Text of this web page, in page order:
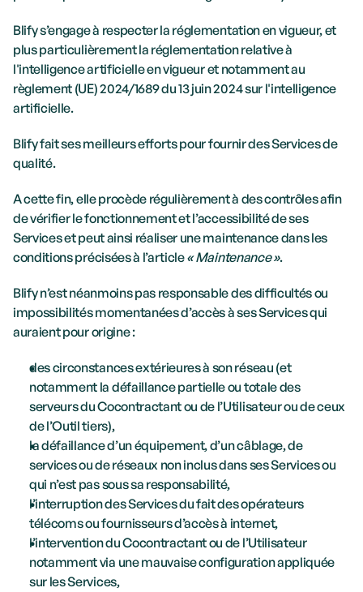
Blify s’engage à respecter la réglementation en vigueur, et
plus particulièrement la réglementation relative à
l'intelligence artificielle en vigueur et notamment au
règlement (UE) 2024/1689 du 13 juin 2024 sur l'intelligence
artificielle.
Blify fait ses meilleurs efforts pour fournir des Services de
qualité.
A cette fin, elle procède régulièrement à des contrôles afin
de vérifier le fonctionnement et l’accessibilité de ses
Services et peut ainsi réaliser une maintenance dans les
conditions précisées à l’article « Maintenance ».
Blify n’est néanmoins pas responsable des difficultés ou
impossibilités momentanées d’accès à ses Services qui
auraient pour origine :
des circonstances extérieures à son réseau (et
notamment la défaillance partielle ou totale des
serveurs du Cocontractant ou de l’Utilisateur ou de ceux
de l’Outil tiers),
la défaillance d’un équipement, d’un câblage, de
services ou de réseaux non inclus dans ses Services ou
qui n’est pas sous sa responsabilité,
l’interruption des Services du fait des opérateurs
télécoms ou fournisseurs d’accès à internet,
l’intervention du Cocontractant ou de l’Utilisateur
notamment via une mauvaise configuration appliquée
sur les Services,